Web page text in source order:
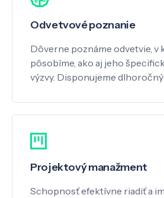
Odvetvové poznanie
Dôverne poznáme odvetvie, v
pôsobíme, ako aj jeho
výzvy. Disponujeme
Projektový manažment
Schopnosť efektívne riadiť a